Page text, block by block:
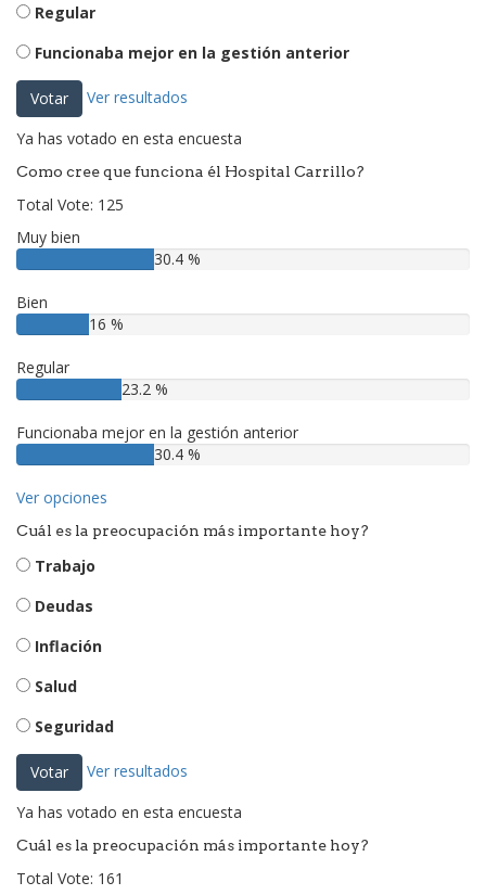
Regular
Funcionaba mejor en la gestión anterior
Votar Ver resultados
Ya has votado en esta encuesta
Como cree que funciona él Hospital Carrillo?
Total Vote: 125
Muy bien
30.4 %
Bien
16 %
Regular
23.2 %
Funcionaba mejor en la gestión anterior
30.4 %
Ver opciones
Cuál es la preocupación más importante hoy?
Trabajo
Deudas
Inflación
Salud
Seguridad
Votar Ver resultados
Ya has votado en esta encuesta
Cuál es la preocupación más importante hoy?
Total Vote: 161